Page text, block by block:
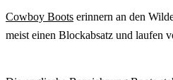
Cowboy Boots erinnern an den
meist einen Blockabsatz und laufen